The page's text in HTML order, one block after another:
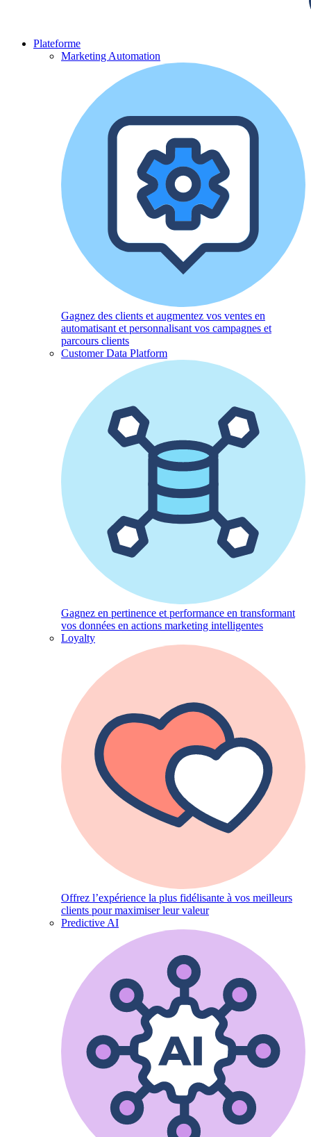
Plateforme
Marketing Automation
Gagnez des clients et augmentez vos ventes en
automatisant et personnalisant vos campagnes et
parcours clients
Customer Data Platform
Gagnez en pertinence et performance en transformant
vos données en actions marketing intelligentes
Loyalty
Offrez l’expérience la plus fidélisante à vos meilleurs
clients pour maximiser leur valeur
Predictive AI